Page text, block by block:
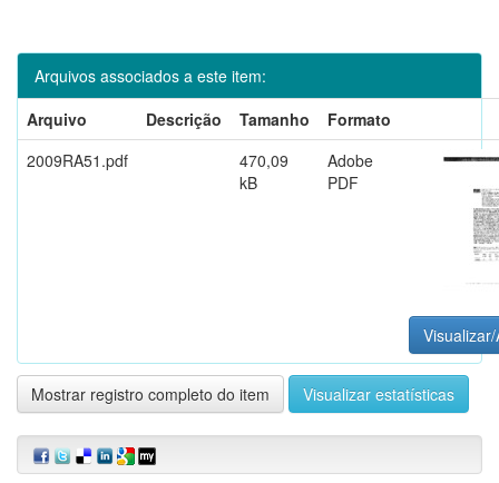
Arquivos associados a este item:
Arquivo
Descrição Tamanho
Formato
2009RA51.pdf
470,09
kB
Adobe
PDF
Mostrar registro completo do item Visualizar estatísticas